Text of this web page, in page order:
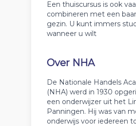
Een thuiscursus is ook
combineren met een
gezin. U kunt immers
wanneer u wilt
Over NHA
De Nationale Handels
(NHA) werd in 1930
een onderwijzer uit het
Panningen. Hij was van
onderwijs voor iedereen